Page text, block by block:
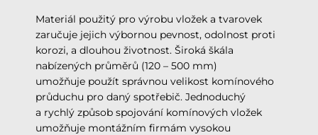
Materiál použitý pro výrobu vložek a tvarovek
zaručuje jejich výbornou pevnost, odolnost proti
korozi, a dlouhou životnost. Široká škála
nabízených průměrů (120 – 500 mm)
umožňuje použít správnou velikost komínového
průduchu pro daný spotřebič. Jednoduchý
a rychlý způsob spojování komínových vložek
umožňuje montážním firmám vysokou